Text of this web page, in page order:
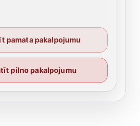
pamata pakalpojumu
pilno pakalpojumu